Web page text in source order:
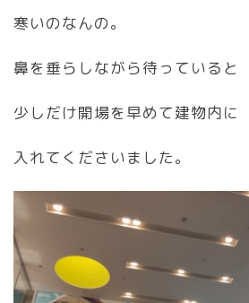
寒いのなんの。
鼻を垂らしながら待っていると
少しだけ開場を早めて建物内に
入れてくださいました。